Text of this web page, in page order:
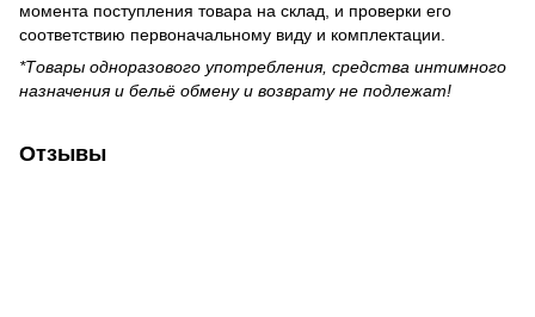
момента поступления товара на склад, и проверки его
соответствию первоначальному виду и комплектации.
*Товары одноразового употребления, средства интимного
назначения и бельё обмену и возврату не подлежат!
Отзывы